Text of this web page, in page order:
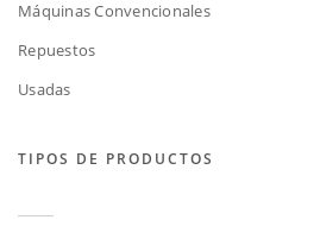
Máquinas Convencionales
Repuestos
Usadas
TIPOS DE PRODUCTOS